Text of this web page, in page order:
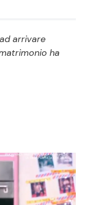
TV
e Talent
dal mondo
arrivare
ha